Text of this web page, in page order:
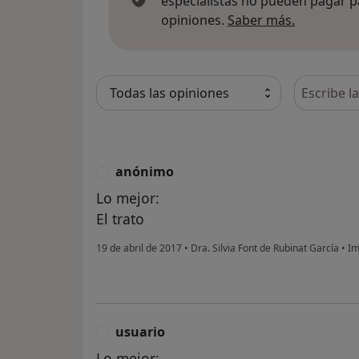
opiniones. Saber más.
Busca en
anónimo
Lo mejor:
El trato
19 de abril de 2017 • Dra. Silvia Font de Rubinat García •
usuario